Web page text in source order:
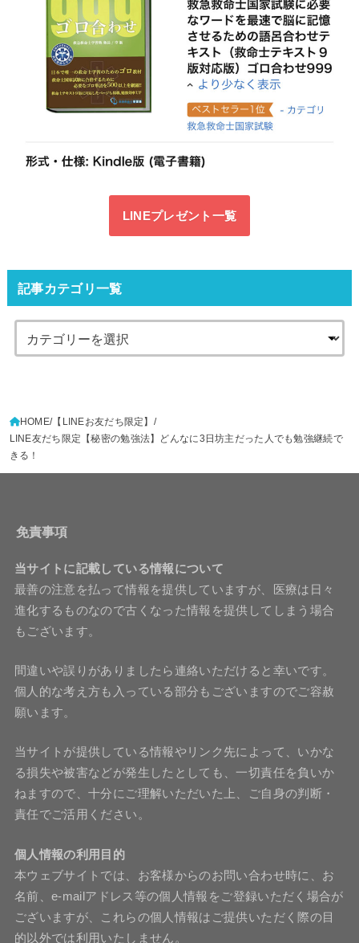
LINEプレゼント一覧
記事カテゴリ一覧
HOME 【LINEお友だち限定】
LINE友だち限定【秘密の勉強法】どんなに3日坊主だった人でも勉強継続で
きる！
免責事項
当サイトに記載している情報について
最善の注意を払って情報を提供していますが、医療は日々
進化するものなので古くなった情報を提供してしまう場合
もございます。
間違いや誤りがありましたら連絡いただけると幸いです。
個人的な考え方も入っている部分もございますのでご容赦
願います。
当サイトが提供している情報やリンク先によって、いかな
る損失や被害などが発生したとしても、一切責任を負いか
ねますので、十分にご理解いただいた上、ご自身の判断・
責任でご活用ください。
個人情報の利用目的
本ウェブサイトでは、お客様からのお問い合わせ時に、お
名前、e-mailアドレス等の個人情報をご登録いただく場合が
ございますが、これらの個人情報はご提供いただく際の目
的以外では利用いたしません。